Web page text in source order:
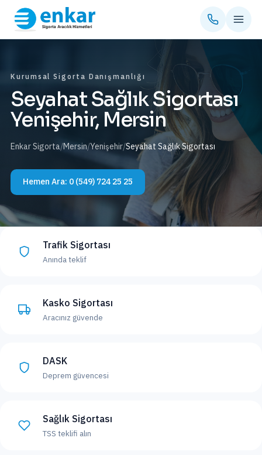
Kurumsal Sigorta Danışmanlığı
Seyahat Sağlık Sigortası
Yenişehir, Mersin
Enkar Sigorta/Mersin/Yenişehir/Seyahat Sağlık Sigortası
Hemen Ara: 0 (549) 724 25 25
Trafik Sigortası
Anında teklif
Kasko Sigortası
Aracınız güvende
DASK
Deprem güvencesi
Sağlık Sigortası
TSS teklifi alın